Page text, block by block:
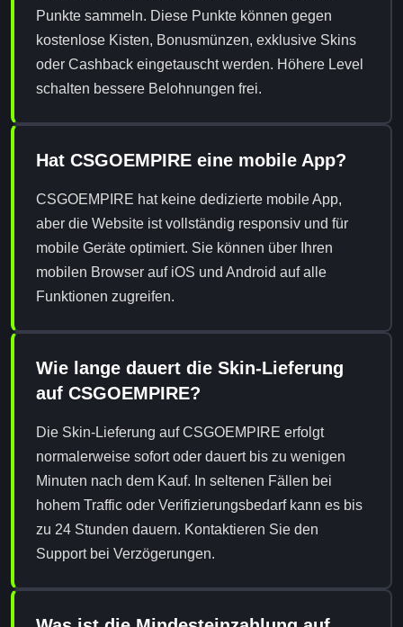
Punkte sammeln. Diese Punkte können gegen
kostenlose Kisten, Bonusmünzen, exklusive Skins
oder Cashback eingetauscht werden. Höhere Level
schalten bessere Belohnungen frei.
Hat CSGOEMPIRE eine mobile App?
CSGOEMPIRE hat keine dedizierte mobile App,
aber die Website ist vollständig responsiv und für
mobile Geräte optimiert. Sie können über Ihren
mobilen Browser auf iOS und Android auf alle
Funktionen zugreifen.
Wie lange dauert die Skin-Lieferung
auf CSGOEMPIRE?
Die Skin-Lieferung auf CSGOEMPIRE erfolgt
normalerweise sofort oder dauert bis zu wenigen
Minuten nach dem Kauf. In seltenen Fällen bei
hohem Traffic oder Verifizierungsbedarf kann es bis
zu 24 Stunden dauern. Kontaktieren Sie den
Support bei Verzögerungen.